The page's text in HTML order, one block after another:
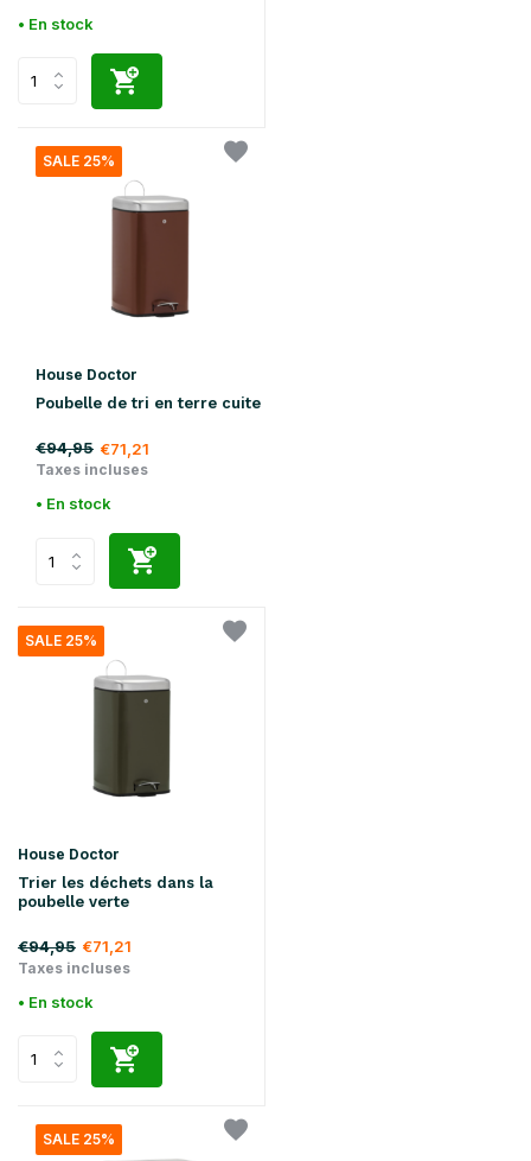
• En stock
SALE 25%
House Doctor
Poubelle de tri en terre cuite
€94,95 €71,21
Taxes incluses
• En stock
SALE 25%
House Doctor
Trier les déchets dans la
poubelle verte
€94,95 €71,21
Taxes incluses
• En stock
SALE 25%